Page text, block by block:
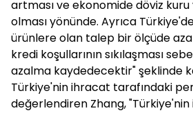
artması ve ekonomide döviz kuru
olması yönünde. Ayrıca
ürünlere olan talep bir ölçüde
kredi koşullarının sıkılaşması
azalma kaydedecektir" şeklinde
Türkiye'nin ihracat tarafındaki
değerlendiren Zhang,